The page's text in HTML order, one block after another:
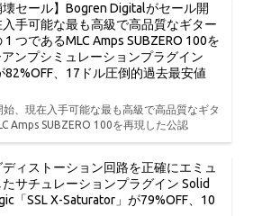
壊セール】Bogren Digitalがセール開
手可能な最も高級で高品質なギター
1 つであるMLC Amps SUBZERO 100を
ンプシミュレーションプラグイン
82%OFF、17ドル圧倒的過去最安値
、現在入手可能な最も高級で高品質なギタ
Amps SUBZERO 100を再現した公認
ィストーション回路を正確にエミュ
たサチュレーションプラグイン Solid
「SSL X-Saturator」が79%OFF、10